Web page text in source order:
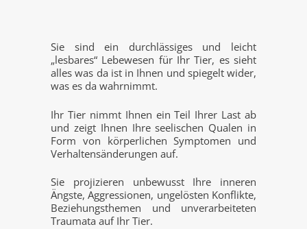
Sie sind ein durchlässiges und leicht
„lesbares“ Lebewesen für Ihr Tier, es sieht
alles was da ist in Ihnen und spiegelt wider,
was es da wahrnimmt.
Ihr Tier nimmt Ihnen ein Teil Ihrer Last ab
und zeigt Ihnen Ihre seelischen Qualen in
Form von körperlichen Symptomen und
Verhaltensänderungen auf.
Sie projizieren unbewusst Ihre inneren
Ängste, Aggressionen, ungelösten Konflikte,
Beziehungsthemen und unverarbeiteten
Traumata auf Ihr Tier.